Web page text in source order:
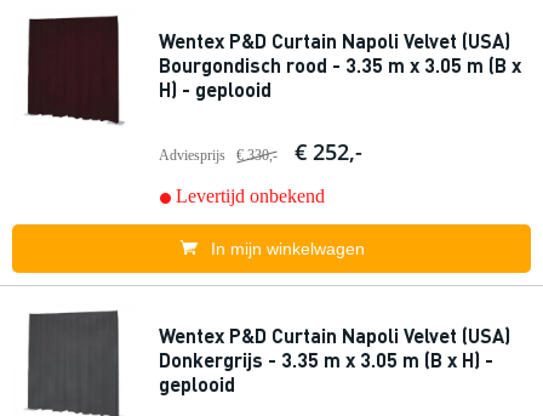
Wentex P&D Curtain Napoli Velvet (USA)
Bourgondisch rood - 3.35 m x 3.05 m (B x
H) - geplooid
Adviesprijs € 330,- € 252,-
Levertijd onbekend
In mijn winkelwagen
Wentex P&D Curtain Napoli Velvet (USA)
Donkergrijs - 3.35 m x 3.05 m (B x H) -
geplooid